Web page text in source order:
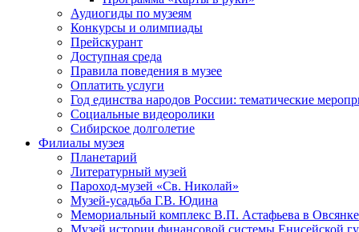
Аудиогиды по музеям
Конкурсы и олимпиады
Прейскурант
Доступная среда
Правила поведения в музее
Оплатить услуги
Год единства народов России: тематические
Социальные видеоролики
Сибирское долголетие
Филиалы музея
Планетарий
Литературный музей
Пароход-музей «Св. Николай»
Музей-усадьба Г.В. Юдина
Мемориальный комплекс В.П. Астафьева в Овсянке
Музей истории финансовой системы Енисейской